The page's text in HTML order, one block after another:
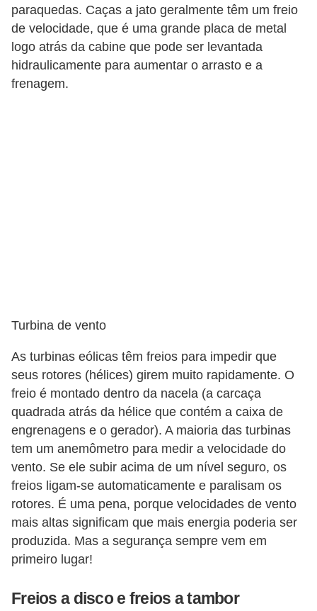
paraquedas. Caças a jato geralmente têm um freio
de velocidade, que é uma grande placa de metal
logo atrás da cabine que pode ser levantada
hidraulicamente para aumentar o arrasto e a
frenagem.
Turbina de vento
As turbinas eólicas têm freios para impedir que
seus rotores (hélices) girem muito rapidamente. O
freio é montado dentro da nacela (a carcaça
quadrada atrás da hélice que contém a caixa de
engrenagens e o gerador). A maioria das turbinas
tem um anemômetro para medir a velocidade do
vento. Se ele subir acima de um nível seguro, os
freios ligam-se automaticamente e paralisam os
rotores. É uma pena, porque velocidades de vento
mais altas significam que mais energia poderia ser
produzida. Mas a segurança sempre vem em
primeiro lugar!
Freios a disco e freios a tambor
r
e
o
t
o
a
u
t
o
T
r
a
n
s
o